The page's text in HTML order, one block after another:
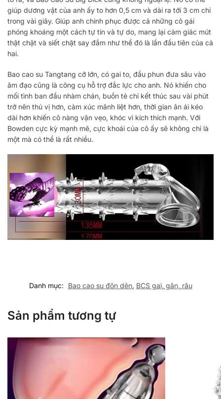
giúp dương vật của anh ấy to hơn 0,5 cm và dài ra tới 3 cm chỉ
trong vài giây. Giúp anh chinh phục được cả những cô gái
phóng khoáng một cách tự tin và tự do, mang lại cảm giác mút
thật chặt và siết chặt say đắm như thể đó là lần đầu tiên của cả
hai.
Bao cao su Tangtang cỡ lớn, có gai to, đầu phun đưa sâu vào
âm đạo cũng là công cụ hỗ trợ đắc lực cho anh. Nó khiến cho
mối tình ban đầu nhàm chán, buồn tẻ chỉ kết thúc sau vài phút
trở nên thú vị hơn, cảm xúc mãnh liệt hơn, thời gian ân ái kéo
dài hơn khiến cô nàng vặn vẹo, khóc vì kích thích mạnh. Với
Bowden cực kỳ mạnh mẽ, cực khoái của cô ấy sẽ không chỉ là
một mà có thể là rất nhiều.
Danh mục: Bao cao su đôn dên, BCS gai, gân, râu
Sản phẩm tương tự